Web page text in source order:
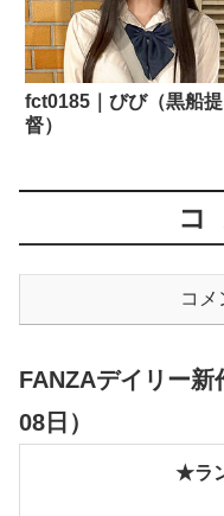
fct0185｜びび（黒船提
督）
コメ
FANZAデイリー新
08日）
★ラ